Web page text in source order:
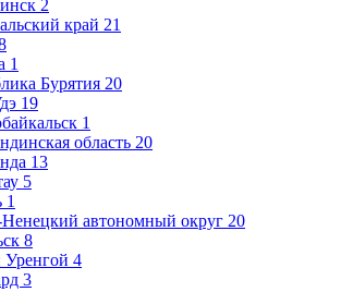
2
край 21
1
Бурятия 20
19
1
область 20
13
5
1
автономный округ 20
8
4
3